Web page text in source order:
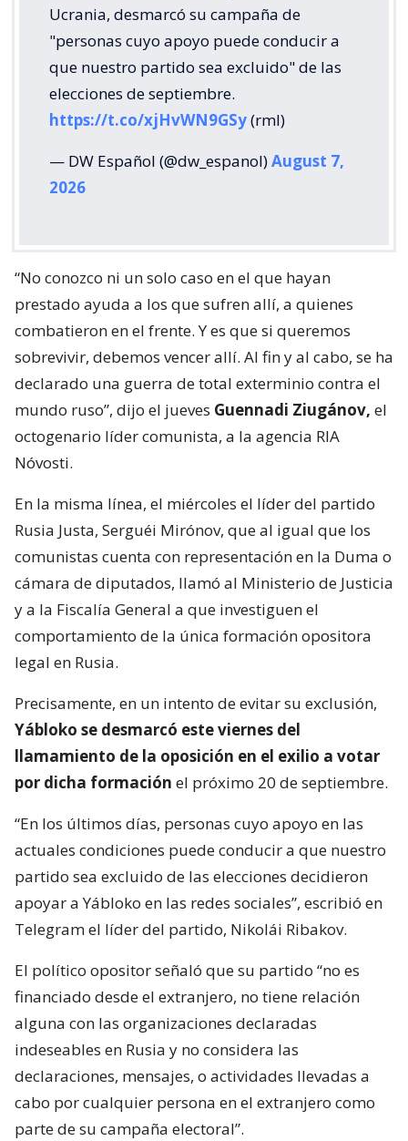
Ucrania, desmarcó su campaña de
"personas cuyo apoyo puede conducir a
que nuestro partido sea excluido" de las
elecciones de septiembre.
https://t.co/xjHvWN9GSy(rml)
— DW Español (@dw_espanol)August 7,
2026
“No conozco ni un solo caso en el que hayan
prestado ayuda a los que sufren allí, a quienes
combatieron en el frente. Y es que si queremos
sobrevivir, debemos vencer allí. Al fin y al cabo, se ha
declarado una guerra de total exterminio contra el
mundo ruso”, dijo el jueves Guennadi Ziugánov, el
octogenario líder comunista, a la agencia RIA
Nóvosti.
En la misma línea, el miércoles el líder del partido
Rusia Justa, Serguéi Mirónov, que al igual que los
comunistas cuenta con representación en la Duma o
cámara de diputados, llamó al Ministerio de Justicia
y a la Fiscalía General a que investiguen el
comportamiento de la única formación opositora
legal en Rusia.
Precisamente, en un intento de evitar su exclusión,
Yábloko se desmarcó este viernes del
llamamiento de la oposición en el exilio a votar
por dicha formación el próximo 20 de septiembre.
“En los últimos días, personas cuyo apoyo en las
actuales condiciones puede conducir a que nuestro
partido sea excluido de las elecciones decidieron
apoyar a Yábloko en las redes sociales”, escribió en
Telegram el líder del partido, Nikolái Ribakov.
El político opositor señaló que su partido “no es
financiado desde el extranjero, no tiene relación
alguna con las organizaciones declaradas
indeseables en Rusia y no considera las
declaraciones, mensajes, o actividades llevadas a
cabo por cualquier persona en el extranjero como
parte de su campaña electoral”.